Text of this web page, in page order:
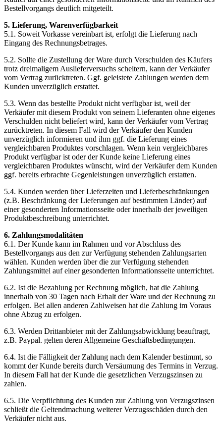
Bestellvorgangs deutlich mitgeteilt.
5. Lieferung, Warenverfügbarkeit
5.1. Soweit Vorkasse vereinbart ist, erfolgt die Lieferung nach
Eingang des Rechnungsbetrages.
5.2. Sollte die Zustellung der Ware durch Verschulden des Käufers
trotz dreimaligem Auslieferversuchs scheitern, kann der Verkäufer
vom Vertrag zurücktreten. Ggf. geleistete Zahlungen werden dem
Kunden unverzüglich erstattet.
5.3. Wenn das bestellte Produkt nicht verfügbar ist, weil der
Verkäufer mit diesem Produkt von seinem Lieferanten ohne eigenes
Verschulden nicht beliefert wird, kann der Verkäufer vom Vertrag
zurücktreten. In diesem Fall wird der Verkäufer den Kunden
unverzüglich informieren und ihm ggf. die Lieferung eines
vergleichbaren Produktes vorschlagen. Wenn kein vergleichbares
Produkt verfügbar ist oder der Kunde keine Lieferung eines
vergleichbaren Produktes wünscht, wird der Verkäufer dem Kunden
ggf. bereits erbrachte Gegenleistungen unverzüglich erstatten.
5.4. Kunden werden über Lieferzeiten und Lieferbeschränkungen
(z.B. Beschränkung der Lieferungen auf bestimmten Länder) auf
einer gesonderten Informationsseite oder innerhalb der jeweiligen
Produktbeschreibung unterrichtet.
6. Zahlungsmodalitäten
6.1. Der Kunde kann im Rahmen und vor Abschluss des
Bestellvorgangs aus den zur Verfügung stehenden Zahlungsarten
wählen. Kunden werden über die zur Verfügung stehenden
Zahlungsmittel auf einer gesonderten Informationsseite unterrichtet.
6.2. Ist die Bezahlung per Rechnung möglich, hat die Zahlung
innerhalb von 30 Tagen nach Erhalt der Ware und der Rechnung zu
erfolgen. Bei allen anderen Zahlweisen hat die Zahlung im Voraus
ohne Abzug zu erfolgen.
6.3. Werden Drittanbieter mit der Zahlungsabwicklung beauftragt,
z.B. Paypal. gelten deren Allgemeine Geschäftsbedingungen.
6.4. Ist die Fälligkeit der Zahlung nach dem Kalender bestimmt, so
kommt der Kunde bereits durch Versäumung des Termins in Verzug.
In diesem Fall hat der Kunde die gesetzlichen Verzugszinsen zu
zahlen.
6.5. Die Verpflichtung des Kunden zur Zahlung von Verzugszinsen
schließt die Geltendmachung weiterer Verzugsschäden durch den
Verkäufer nicht aus.